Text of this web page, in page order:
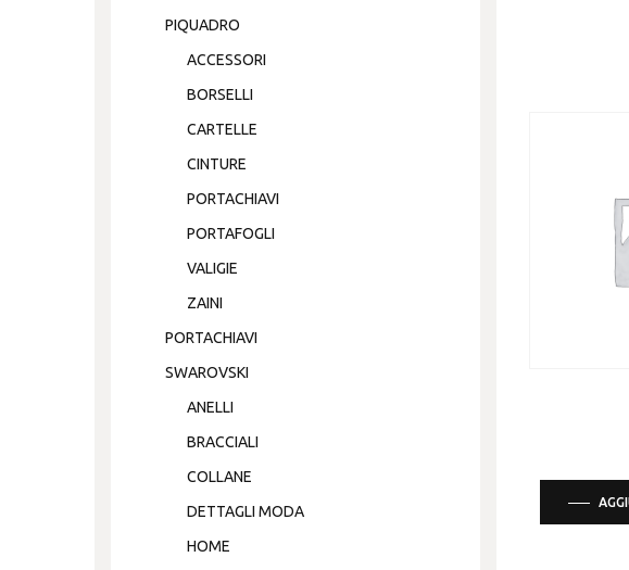
PIQUADRO
ACCESSORI
BORSELLI
CARTELLE
CINTURE
PORTACHIAVI
PORTAFOGLI
VALIGIE
ZAINI
PORTACHIAVI
SWAROVSKI
ANELLI
BRACCIALI
COLLANE
DETTAGLI MODA
HOME